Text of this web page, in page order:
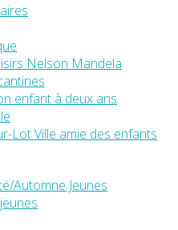
Nelson Mandela
enfant à deux ans
Lot Ville amie des enfants
Automne Jeunes